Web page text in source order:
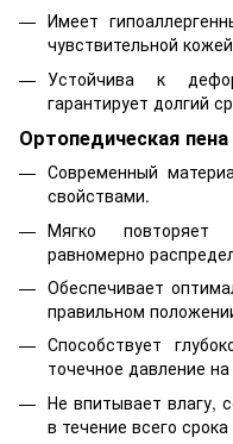
Имеет
чувствительной
Устойчива к
гарантирует долгий
Ортопедическая пена
Современный
свойствами.
Мягко повторяет
равномерно
Обеспечивает
правильном
Способствует
точечное давление
Не впитывает влагу,
в течение всего